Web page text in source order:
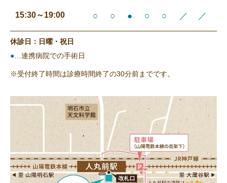
15:30～19:00 ○ ○ ● ○ ○ ／ ／
休診日：日曜・祝日
● …連携病院での手術日
※受付終了時間は診療時間終了の30分前までです。